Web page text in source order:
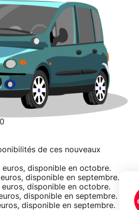
de ces nouveaux
euros, disponible en octobre.
euros, disponible en septembre.
euros, disponible en octobre.
disponible en septembre.
disponible en septembre.